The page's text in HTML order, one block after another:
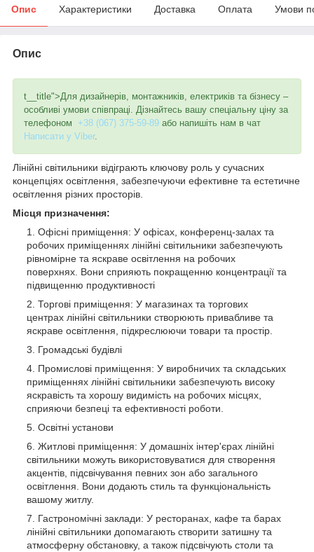
Опис Характеристики Доставка Оплата Умови
Опис
t__title">Для дизайнерів, монтажників, електриків та бізнесу –
особливі умови співпраці. Дізнайтесь вашу спеціальну ціну за
телефоном +38 (067) 375-59-89 або напишіть нам в чат
Написати у Viber.
Лінійні світильники відіграють ключову роль у сучасних
концепціях освітлення, забезпечуючи ефективне та естетичне
освітлення різних просторів.
Місця призначення:
Офісні приміщення: У офісах, конференц-залах та
робочих приміщеннях лінійні світильники забезпечують
рівномірне та яскраве освітлення на робочих
поверхнях. Вони сприяють покращенню концентрації та
підвищенню продуктивності
Торгові приміщення: У магазинах та торгових
центрах лінійні світильники створюють привабливе та
яскраве освітлення, підкреслюючи товари та простір.
Громадські будівлі
Промислові приміщення: У виробничих та складських
приміщеннях лінійні світильники забезпечують високу
яскравість та хорошу видимість на робочих місцях,
сприяючи безпеці та ефективності роботи.
Освітні установи
Житлові приміщення: У домашніх інтер'єрах лінійні
світильники можуть використовуватися для створення
акцентів, підсвічування певних зон або загального
освітлення. Вони додають стиль та функціональність
вашому житлу.
Гастрономічні заклади: У ресторанах, кафе та барах
лінійні світильники допомагають створити затишну та
атмосферну обстановку, а також підсвічують столи та